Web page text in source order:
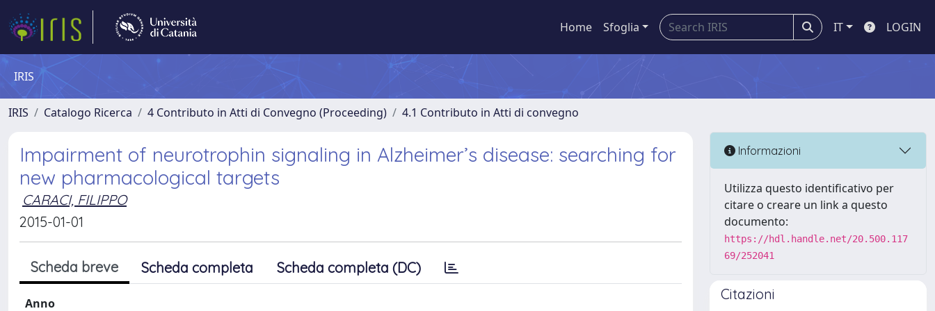
Home Sfoglia IT LOGIN
IRIS
IRIS Catalogo Ricerca 4 Contributo in Atti di Convegno (Proceeding) 4.1 Contributo in Atti di convegno
Impairment of neurotrophin signaling in Alzheimer’s disease: searching for
new pharmacological targets
CARACI, FILIPPO
2015-01-01
Scheda breve Scheda completa Scheda completa (DC)
Anno
Informazioni
Utilizza questo identificativo per
citare o creare un link a questo
documento:
https://hdl.handle.net/20.500.117
69/252041
Citazioni